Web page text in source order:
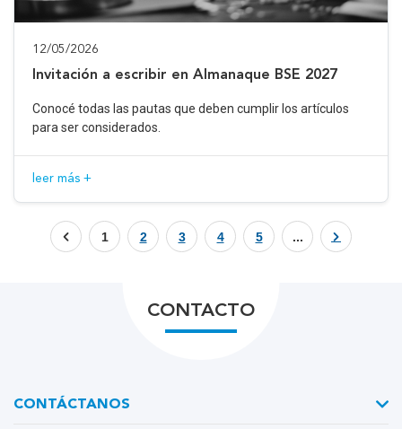
12/05/2026
Invitación a escribir en Almanaque BSE 2027
Conocé todas las pautas que deben cumplir los artículos
para ser considerados.
leer más +
1 2 3 4 5 ...
CONTACTO
CONTÁCTANOS